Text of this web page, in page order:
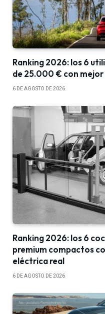
Ranking 2026: los 6
de 25.000 € con
6 DE AGOSTO DE 2026
Ranking 2026: los 6
premium compactos
eléctrica real
6 DE AGOSTO DE 2026